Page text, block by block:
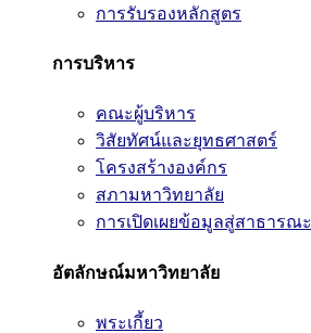
การรับรองหลักสูตร
การบริหาร
คณะผู้บริหาร
วิสัยทัศน์และยุทธศาสตร์
โครงสร้างองค์กร
สภามหาวิทยาลัย
การเปิดเผยข้อมูลสู่สาธารณะ
อัตลักษณ์มหาวิทยาลัย
พระเกี้ยว